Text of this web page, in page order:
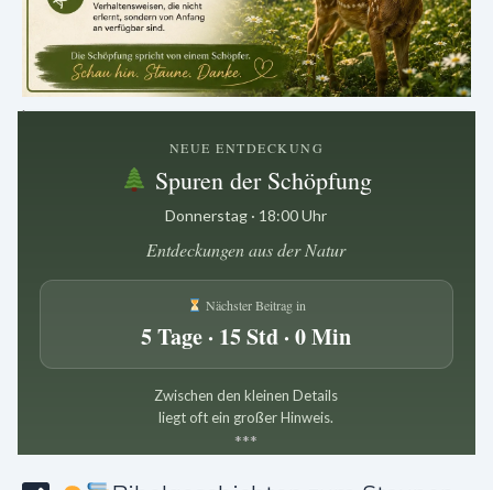
.
NEUE ENTDECKUNG
Spuren der Schöpfung
Donnerstag · 18:00 Uhr
Entdeckungen aus der Natur
Nächster Beitrag in
5 Tage · 15 Std · 0 Min
Zwischen den kleinen Details
liegt oft ein großer Hinweis.
***